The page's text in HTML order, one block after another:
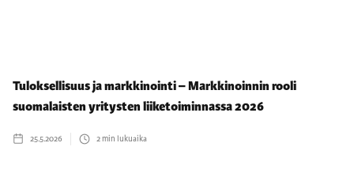
Tuloksellisuus ja markkinointi – Markkinoinnin rooli
suomalaisten yritysten liiketoiminnassa 2026
25.5.2026 2min lukuaika